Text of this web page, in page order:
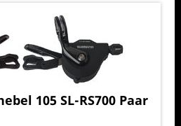
105 SL-RS700 Paar